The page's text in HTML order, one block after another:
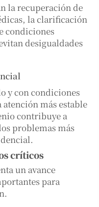
la recuperación de
la clarificación
condiciones
desigualdades
y con condiciones
más estable
contribuye a
problemas más
críticos
un avance
para